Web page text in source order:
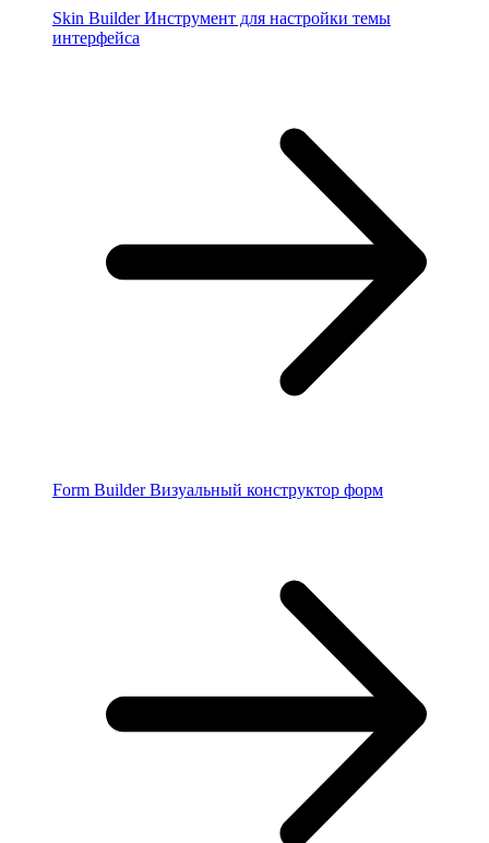
Skin Builder Инструмент для настройки темы
интерфейса
Form Builder Визуальный конструктор форм